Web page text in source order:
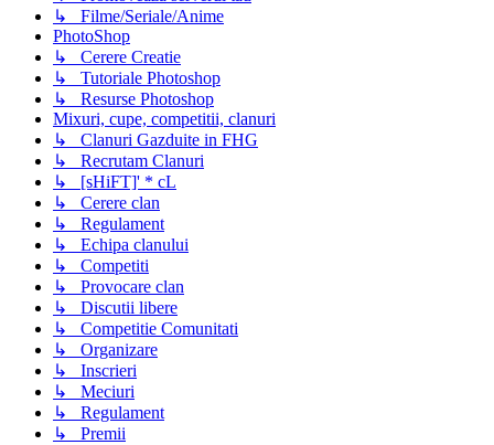
↳ Filme/Seriale/Anime
PhotoShop
↳ Cerere Creatie
↳ Tutoriale Photoshop
↳ Resurse Photoshop
Mixuri, cupe, competitii, clanuri
↳ Clanuri Gazduite in FHG
↳ Recrutam Clanuri
↳ [sHiFT]' * cL
↳ Cerere clan
↳ Regulament
↳ Echipa clanului
↳ Competiti
↳ Provocare clan
↳ Discutii libere
↳ Competitie Comunitati
↳ Organizare
↳ Inscrieri
↳ Meciuri
↳ Regulament
↳ Premii